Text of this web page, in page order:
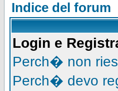
Indice del forum
Login e
Perch� non
Perch� devo